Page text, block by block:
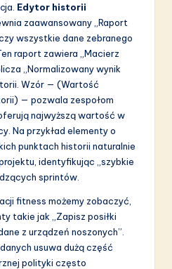
Edytor historii
zaawansowany „Raport
wszystkie dane zebranego
raport zawiera „Macierz
„Normalizowany wynik
Wzór — (Wartość
— pozwala zespołom
najwyższą wartość w
Na przykład elementy o
punktach historii naturalnie
identyfikując „szybkie
sprintów.
fitness możemy zobaczyć,
takie jak „Zapisz posiłki
z urządzeń noszonych”.
usuwa dużą część
polityki często